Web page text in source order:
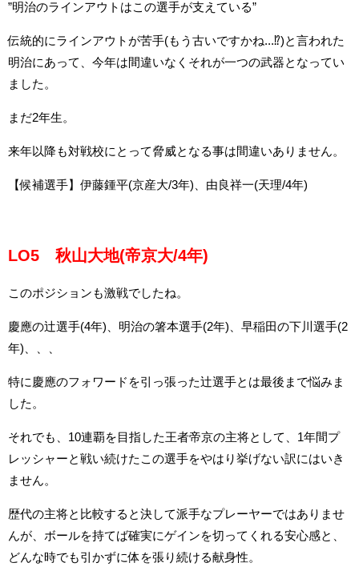
”明治のラインアウトはこの選手が支えている”
伝統的にラインアウトが苦手(もう古いですかね...⁉)と言われた
明治にあって、今年は間違いなくそれが一つの武器となってい
ました。
まだ2年生。
来年以降も対戦校にとって脅威となる事は間違いありません。
【候補選手】伊藤鍾平(京産大/3年)、由良祥一(天理/4年)
LO5 秋山大地(帝京大/4年)
このポジションも激戦でしたね。
慶應の辻選手(4年)、明治の箸本選手(2年)、早稲田の下川選手(2
年)、、、
特に慶應のフォワードを引っ張った辻選手とは最後まで悩みま
した。
それでも、10連覇を目指した王者帝京の主将として、1年間プ
レッシャーと戦い続けたこの選手をやはり挙げない訳にはいき
ません。
歴代の主将と比較すると決して派手なプレーヤーではありませ
んが、ボールを持てば確実にゲインを切ってくれる安心感と、
どんな時でも引かずに体を張り続ける献身性。